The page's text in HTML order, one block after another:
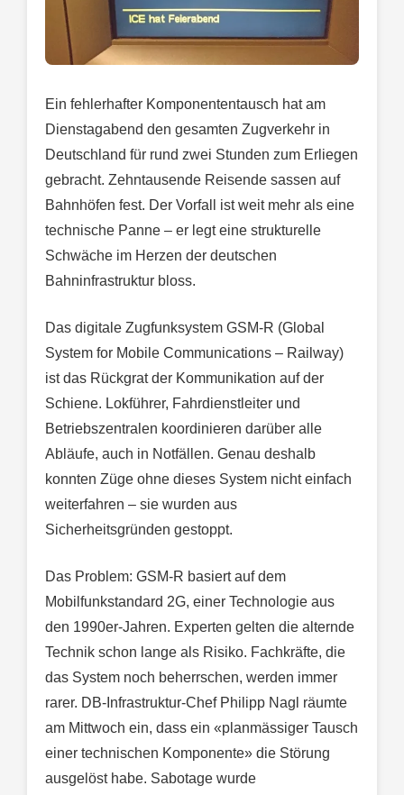
Ein fehlerhafter Komponententausch hat am
Dienstagabend den gesamten Zugverkehr in
Deutschland für rund zwei Stunden zum Erliegen
gebracht. Zehntausende Reisende sassen auf
Bahnhöfen fest. Der Vorfall ist weit mehr als eine
technische Panne – er legt eine strukturelle
Schwäche im Herzen der deutschen
Bahninfrastruktur bloss.
Das digitale Zugfunksystem GSM-R (Global
System for Mobile Communications – Railway)
ist das Rückgrat der Kommunikation auf der
Schiene. Lokführer, Fahrdienstleiter und
Betriebszentralen koordinieren darüber alle
Abläufe, auch in Notfällen. Genau deshalb
konnten Züge ohne dieses System nicht einfach
weiterfahren – sie wurden aus
Sicherheitsgründen gestoppt.
Das Problem: GSM-R basiert auf dem
Mobilfunkstandard 2G, einer Technologie aus
den 1990er-Jahren. Experten gelten die alternde
Technik schon lange als Risiko. Fachkräfte, die
das System noch beherrschen, werden immer
rarer. DB-Infrastruktur-Chef Philipp Nagl räumte
am Mittwoch ein, dass ein «planmässiger Tausch
einer technischen Komponente» die Störung
ausgelöst habe. Sabotage wurde